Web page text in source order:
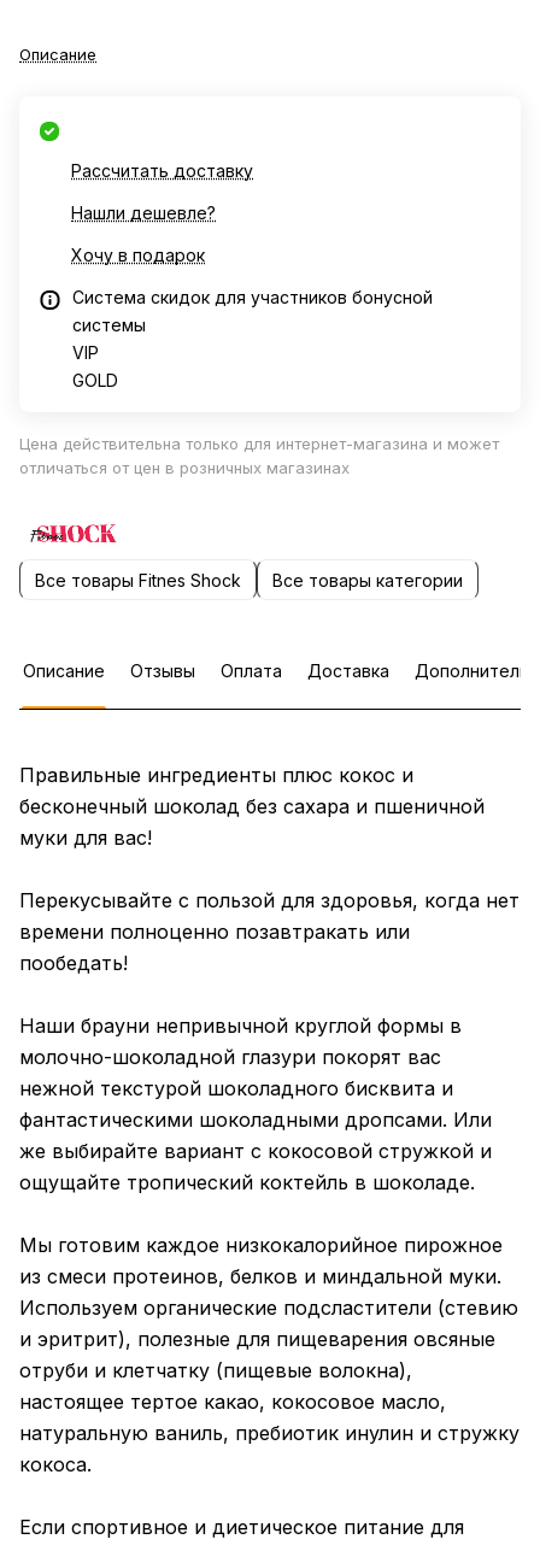
Описание
Рассчитать доставку
Нашли дешевле?
Хочу в подарок
Система скидок для участников бонусной
системы
VIP
GOLD
Цена действительна только для интернет-магазина и может
отличаться от цен в розничных магазинах
Все товары Fitnes Shock Все товары категории
Описание Отзывы Оплата Доставка
Правильные ингредиенты плюс кокос и
бесконечный шоколад без сахара и пшеничной
муки для вас!
Перекусывайте с пользой для здоровья, когда нет
времени полноценно позавтракать или
пообедать!
Наши брауни непривычной круглой формы в
молочно-шоколадной глазури покорят вас
нежной текстурой шоколадного бисквита и
фантастическими шоколадными дропсами. Или
же выбирайте вариант с кокосовой стружкой и
ощущайте тропический коктейль в шоколаде.
Мы готовим каждое низкокалорийное пирожное
из смеси протеинов, белков и миндальной муки.
Используем органические подсластители (стевию
и эритрит), полезные для пищеварения овсяные
отруби и клетчатку (пищевые волокна),
настоящее тертое какао, кокосовое масло,
натуральную ваниль, пребиотик инулин и стружку
кокоса.
Если спортивное и диетическое питание для